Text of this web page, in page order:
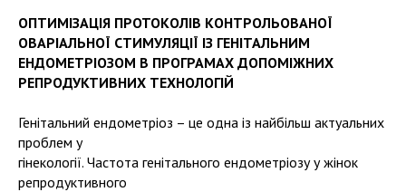
ОПТИМІЗАЦІЯ ПРОТОКОЛІВ КОНТРОЛЬОВАНОЇ
ОВАРІАЛЬНОЇ СТИМУЛЯЦІЇ ІЗ ГЕНІТАЛЬНИМ
ЕНДОМЕТРІОЗОМ В ПРОГРАМАХ ДОПОМІЖНИХ
РЕПРОДУКТИВНИХ ТЕХНОЛОГІЙ
Генітальний ендометріоз – це одна із найбільш актуальних
проблем у
гінекології. Частота генітального ендометріозу у жінок
репродуктивного